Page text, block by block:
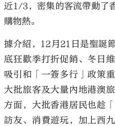
近1/3，密集的客流帶動了
購物熱。
據介紹，12月21日是聖誕
底狂歡季打折促銷、冬日
吸引和「一簽多行」政策
大批旅客及大量內地港澳
方面，大批香港居民也趁
訪友、消費遊玩，加上西